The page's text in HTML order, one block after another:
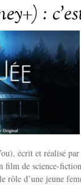
:
écrit et réalisé
de science-
rôle d’une jeune